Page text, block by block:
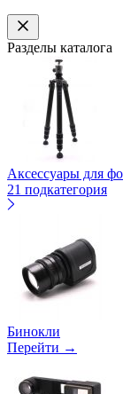
Разделы каталога
Аксессуары для
21 подкатегория
Бинокли
Перейти →